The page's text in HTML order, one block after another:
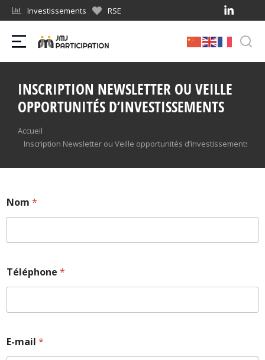
Investissements RSE
INSCRIPTION NEWSLETTER OU VEILLE
OPPORTUNITÉS D’INVESTISSEMENTS
Vous êtes ici :
Accueil
Inscription Newsletter ou Veille opportunités d’investissements
Nom *
Téléphone *
E-mail *